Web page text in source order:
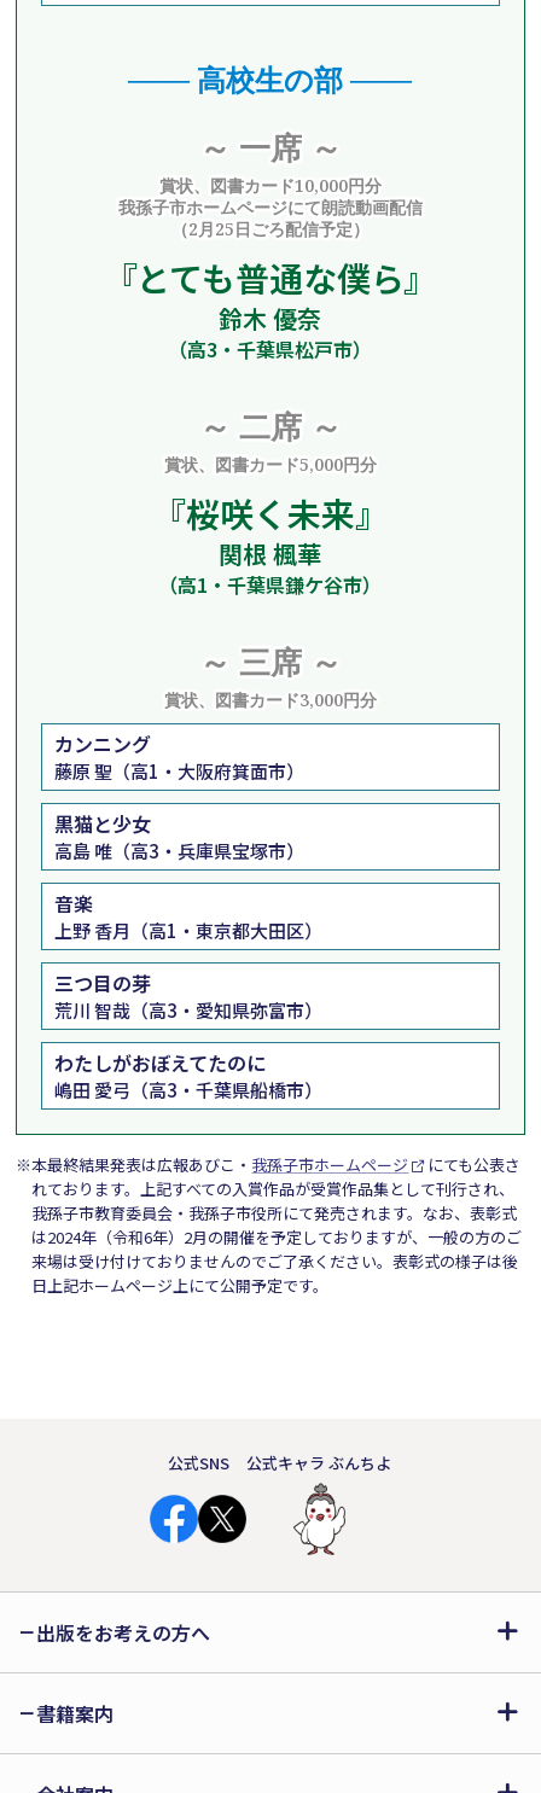
─── 高校生の部 ───
～ 一席 ～
賞状、図書カード10,000円分
我孫子市ホームページにて朗読動画配信
（2月25日ごろ配信予定）
『とても普通な僕ら』
鈴木 優奈
（高3・千葉県松戸市）
～ 二席 ～
賞状、図書カード5,000円分
『桜咲く未来』
関根 楓華
（高1・千葉県鎌ケ谷市）
～ 三席 ～
賞状、図書カード3,000円分
カンニング
藤原 聖（高1・大阪府箕面市）
黒猫と少女
高島 唯（高3・兵庫県宝塚市）
音楽
上野 香月（高1・東京都大田区）
三つ目の芽
荒川 智哉（高3・愛知県弥富市）
わたしがおぼえてたのに
嶋田 愛弓（高3・千葉県船橋市）
※本最終結果発表は広報あびこ・ 我孫子市ホームページ
にても公表さ
れております。上記すべての入賞作品が受賞作品集として刊行され、
我孫子市教育委員会・我孫子市役所にて発売されます。なお、表彰式
は2024年（令和6年）2月の開催を予定しておりますが、一般の方のご
来場は受け付けておりませんのでご了承ください。表彰式の様子は後
日上記ホームページ上にて公開予定です。
公式SNS 公式キャラ ぶんちよ
出版をお考えの方へ
書籍案内